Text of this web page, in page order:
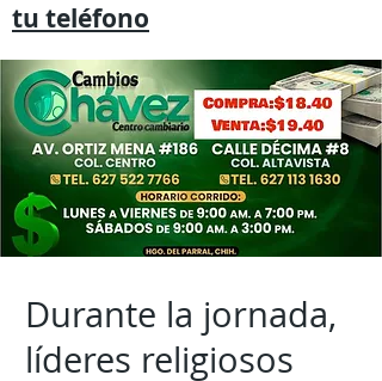
tu teléfono
Durante la jornada,
líderes religiosos